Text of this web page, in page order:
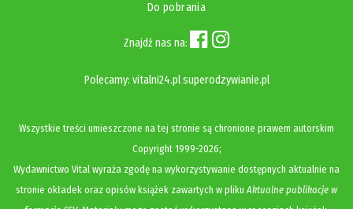
Do pobrania
Znajdź nas na:
Polecamy: vitalni24.pl superodzywianie.pl
Wszystkie treści umieszczone na tej stronie są chronione prawem autorskim
Copyright1999-2026;
Wydawnictwo Vital wyraża zgodę na wykorzystywanie dostępnych aktualnie na
stronie okładek oraz opisów książek zawartych w plikuAktualne publikacje w